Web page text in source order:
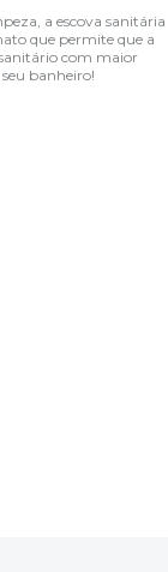
a escova sanitária
que permite que a
com maior
banheiro!